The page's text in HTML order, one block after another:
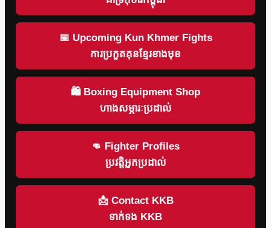
📅 Upcoming Kun Khmer Fights
ការប្រកួតគុនខ្មែរខាងមុខ
🛍 Boxing Equipment Shop
ហាងសម្ភារៈប្រដាល់
👊 Fighter Profiles
ប្រវត្តិអ្នកប្រដាល់
📩 Contact KKB
ទាក់ទង KKB